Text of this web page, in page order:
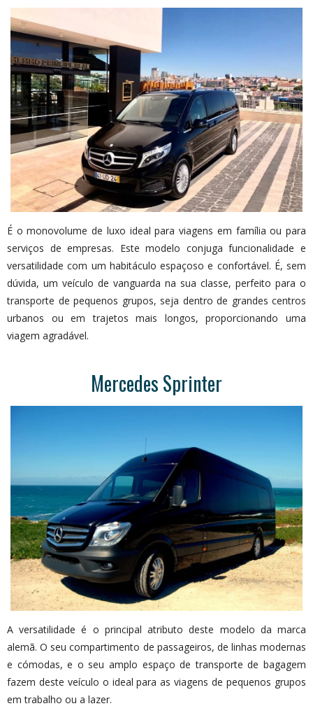
É o monovolume de luxo ideal para viagens em família ou para
serviços de empresas. Este modelo conjuga funcionalidade e
versatilidade com um habitáculo espaçoso e confortável. É, sem
dúvida, um veículo de vanguarda na sua classe, perfeito para o
transporte de pequenos grupos, seja dentro de grandes centros
urbanos ou em trajetos mais longos, proporcionando uma
viagem agradável.
Mercedes Sprinter
A versatilidade é o principal atributo deste modelo da marca
alemã. O seu compartimento de passageiros, de linhas modernas
e cómodas, e o seu amplo espaço de transporte de bagagem
fazem deste veículo o ideal para as viagens de pequenos grupos
em trabalho ou a lazer.